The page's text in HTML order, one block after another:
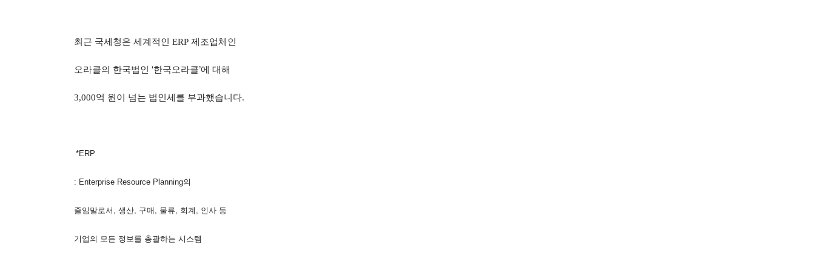
최근 국세청은 세계적인 ERP제조업체인
오라클의 한국법인 ‘한국오라클’에 대해
3,000억 원이 넘는 법인세를 부과했습니다.
*ERP
: Enterprise Resource Planning의
줄임말로서, 생산, 구매, 물류, 회계, 인사 등
기업의 모든 정보를 총괄하는 시스템